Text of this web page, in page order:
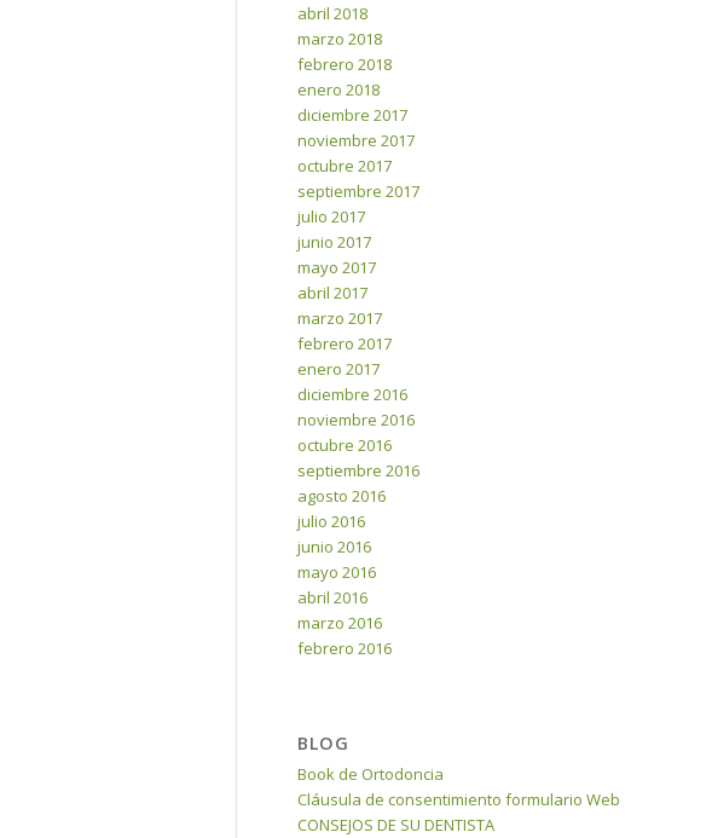
abril 2018
marzo 2018
febrero 2018
enero 2018
diciembre 2017
noviembre 2017
octubre 2017
septiembre 2017
julio 2017
junio 2017
mayo 2017
abril 2017
marzo 2017
febrero 2017
enero 2017
diciembre 2016
noviembre 2016
octubre 2016
septiembre 2016
agosto 2016
julio 2016
junio 2016
mayo 2016
abril 2016
marzo 2016
febrero 2016
BLOG
Book de Ortodoncia
Cláusula de consentimiento formulario Web
CONSEJOS DE SU DENTISTA